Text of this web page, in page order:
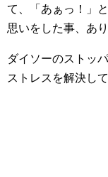
て、「あぁっ！」
思いをした事、あ
ダイソーのストッ
ストレスを解決し